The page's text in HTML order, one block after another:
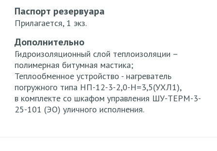
Паспорт резервуара
Прилагается, 1 экз.
Дополнительно
Гидроизоляционный слой теплоизоляции –
полимерная битумная мастика;
Теплообменное устройство - нагреватель
погружного типа НП-12-3-2,0-Н=3,5(УХЛ1),
в комплекте со шкафом управления ШУ-ТЕРМ-3-
25-101 (ЭО) уличного исполнения.